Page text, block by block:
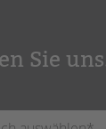
Sie